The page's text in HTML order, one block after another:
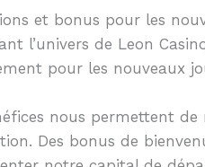
et bonus pour les
l’univers de Leon
pour les nouveaux
nous permettent
Des bonus de